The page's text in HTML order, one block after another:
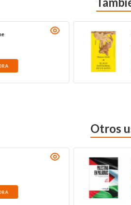
Otros